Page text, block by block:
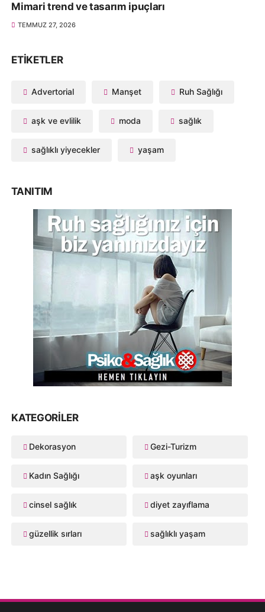
Mimari trend ve tasarım ipuçları
TEMMUZ 27, 2026
ETIKETLER
Advertorial Manşet Ruh Sağlığı
aşk ve evlilik moda sağlık
sağlıklı yiyecekler yaşam
TANITIM
KATEGORILER
Dekorasyon Gezi-Turizm
Kadın Sağlığı aşk oyunları
cinsel sağlık diyet zayıflama
güzellik sırları sağlıklı yaşam